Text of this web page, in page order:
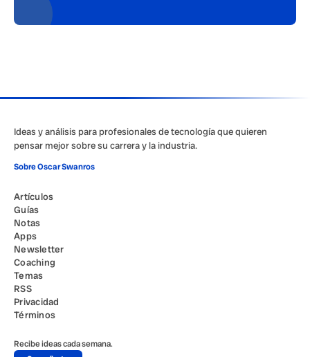
Ideas y análisis para profesionales de tecnología que quieren
pensar mejor sobre su carrera y la industria.
Sobre Oscar Swanros
Artículos
Guías
Notas
Apps
Newsletter
Coaching
Temas
RSS
Privacidad
Términos
Recibe ideas cada semana.